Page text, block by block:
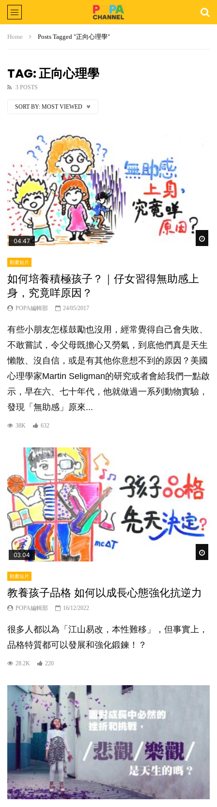
Home Posts Tagged "正向心理學"
TAG: 正向心理學
3 POSTS
SORT BY: MOST VIEWED
04:47
動畫短片
如何培養積極孩子？｜仔女習得無助感上
身，究竟咩原因？
POPA編輯部 24/05/2017
有些小朋友怎樣鼓勵也沒用，經常覺得自己會失敗、
不敢嘗試，令父母既擔心又勞氣，到底他們真是天生
懶散、沒自信，或是有其他你意想不到的原因？美國
心理學家Martin Seligman的研究或者會給我們一點啟
示，早在六、七十年代，他就做過一系列動物實驗，
發現「無助感」原來...
38K 632
03:04
動畫短片
教養孩子品格 如何以成長心態強化抗逆力
POPA編輯部 16/12/2022
很多人都以為「江山易改，本性難移」，但事實上，
品格特質都可以發展和強化鍛鍊！？
28.2K 220